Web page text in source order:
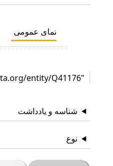
نمای عمومی
"http://www.wikidata.org/entity/Q41176"
شناسه و یادداشت
نوع